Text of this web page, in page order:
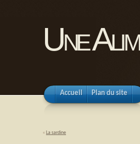
Une
Accueil Plan du site
« La sardine